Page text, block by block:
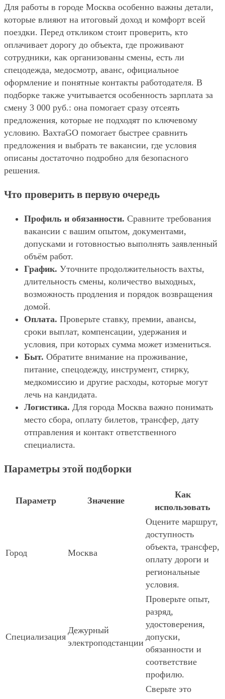
Для работы в городе Москва особенно важны детали,
которые влияют на итоговый доход и комфорт всей
поездки. Перед откликом стоит проверить, кто
оплачивает дорогу до объекта, где проживают
сотрудники, как организованы смены, есть ли
спецодежда, медосмотр, аванс, официальное
оформление и понятные контакты работодателя. В
подборке также учитывается особенность зарплата за
смену 3 000 руб.: она помогает сразу отсеять
предложения, которые не подходят по ключевому
условию. ВахтаGO помогает быстрее сравнить
предложения и выбрать те вакансии, где условия
описаны достаточно подробно для безопасного
решения.
Что проверить в первую очередь
Профиль и обязанности. Сравните требования
вакансии с вашим опытом, документами,
допусками и готовностью выполнять заявленный
объём работ.
График. Уточните продолжительность вахты,
длительность смены, количество выходных,
возможность продления и порядок возвращения
домой.
Оплата. Проверьте ставку, премии, авансы,
сроки выплат, компенсации, удержания и
условия, при которых сумма может измениться.
Быт. Обратите внимание на проживание,
питание, спецодежду, инструмент, стирку,
медкомиссию и другие расходы, которые могут
лечь на кандидата.
Логистика. Для города Москва важно понимать
место сбора, оплату билетов, трансфер, дату
отправления и контакт ответственного
специалиста.
Параметры этой подборки
Параметр Значение
Как
использовать
Город Москва
Оцените маршрут,
доступность
объекта, трансфер,
оплату дороги и
региональные
условия.
Специализация
Дежурный
электроподстанции
Проверьте опыт,
разряд,
удостоверения,
допуски,
обязанности и
соответствие
профилю.
Сверьте это